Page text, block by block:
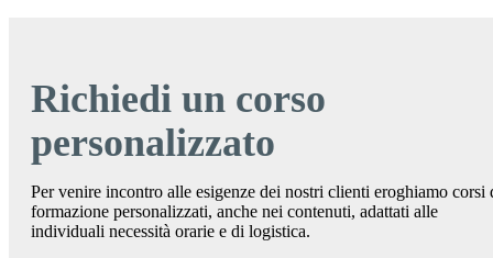
Richiedi un corso
personalizzato
Per venire incontro alle esigenze dei nostri clienti eroghiamo corsi
formazione personalizzati, anche nei contenuti, adattati alle
individuali necessità orarie e di logistica.